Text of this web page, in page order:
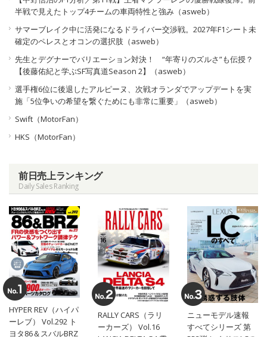
半戦で見えたトップ4チームの車両特性と強み（asweb）
サマーブレイク中に活発になるドライバー交渉戦。2027年F1シート未
確定のペレスとオコンの選択肢（asweb）
先生とデグナーでバリエーション対決！ “年寄りのズルさ”も伝授？
【後藤佑紀と学ぶSF写真道Season 2】（asweb）
選手権6位に後退したアルピーヌ、次戦オランダでアップデートを実
施「5位争いの希望を繋ぐためにも非常に重要」（asweb）
Swift（MotorFan）
HKS（MotorFan）
前日売上ランキング
Daily Sales Ranking
HYPER REV（ハイパ
ーレブ） Vol.292 ト
ヨタ86＆スバルBRZ
RALLY CARS（ラリ
ーカーズ） Vol.16
ニューモデル速報
すべてシリーズ 第